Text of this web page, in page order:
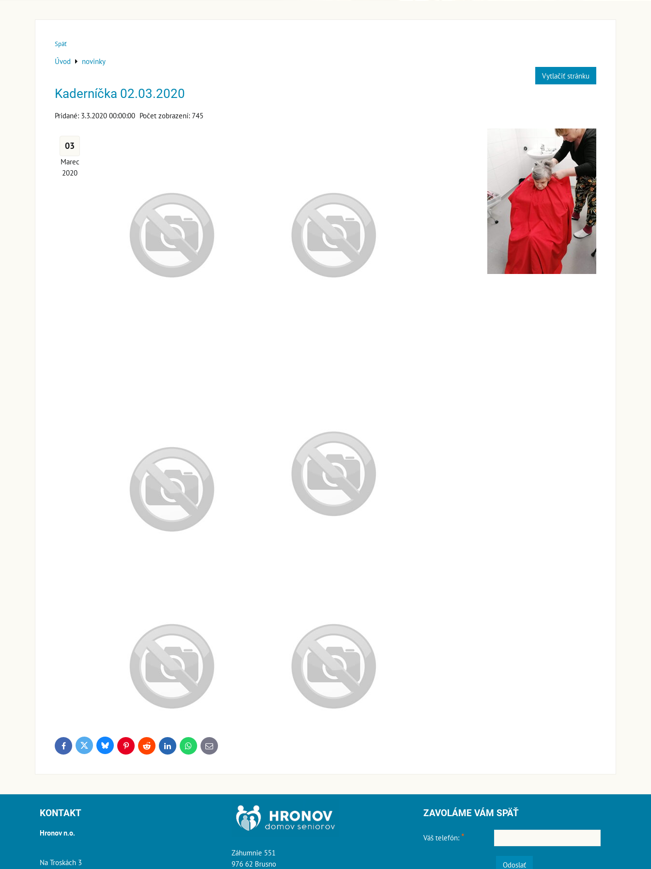
Späť
Úvod
novinky
Vytlačiť stránku
Kaderníčka 02.03.2020
Pridané: 3.3.2020 00:00:00 Počet zobrazení: 745
03
Marec
2020
FacebookTwitter BlueskyPinterestReddit LinkedInWhatsApp
E-
mail
KONTAKT
Hronov n.o.
Na Troskách 3
Záhumnie 551
976 62 Brusno
ZAVOLÁME VÁM SPÄŤ
Váš telefón: *
Odoslať